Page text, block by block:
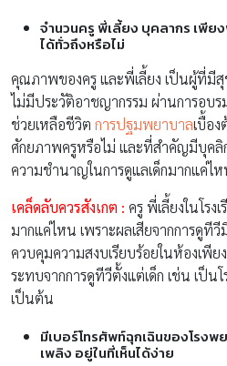
จำนวนครู พี่เลี้ยง บุคลากร เพีย
ได้ทั่วถึงหรือไม่
คุณภาพของครู และพี่เลี้ยง เป็นผู้ที่มี
ไม่มีประวัติอาชญากรรม ผ่านการอบร
ช่วยเหลือชีวิต การปฐมพยาบาลเบื้อ
ศักยภาพครูหรือไม่ และที่สำคัญมีบุคลิ
ความชำนาญในการดูแลเด็กมากแค่ไ
เคล็ดลับควรสังเกต : ครู พี่เลี้ยงในโรง
มากแค่ไหน เพราะผลเสียจากการดูทีวี
ควบคุมความสงบเรียบร้อยในห้องเพีย
ระทบจากการดูทีวีตั้งแต่เด็ก เช่น เป็
เป็นต้น
มีเบอร์โทรศัพท์ฉุกเฉินของโรง
เพลิง อยู่ในที่เห็นได้ง่าย